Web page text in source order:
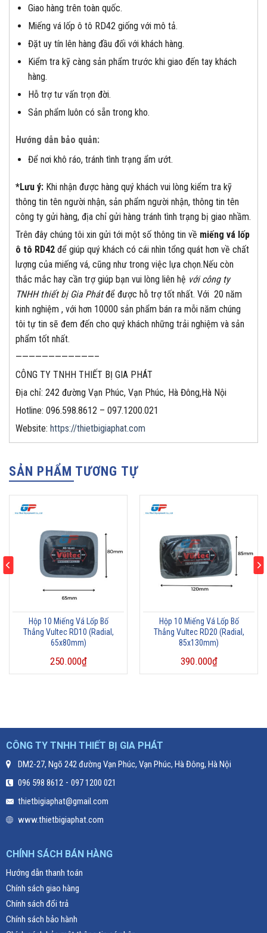
Giao hàng trên toàn quốc.
Miếng vá lốp ô tô RD42 giống với mô tả.
Đặt uy tín lên hàng đầu đối với khách hàng.
Kiểm tra kỹ càng sản phẩm trước khi giao đến tay khách
hàng.
Hỗ trợ tư vấn trọn đời.
Sản phẩm luôn có sẵn trong kho.
Hướng dẫn bảo quản:
Để nơi khô ráo, tránh tình trạng ẩm ướt.
*Lưu ý: Khi nhận được hàng quý khách vui lòng kiểm tra kỹ
thông tin tên người nhận, sản phẩm người nhận, thông tin tên
công ty gửi hàng, địa chỉ gửi hàng tránh tình trạng bị giao nhầm.
Trên đây chúng tôi xin gửi tới một số thông tin về miếng vá lốp
ô tô RD42 để giúp quý khách có cái nhìn tổng quát hơn về chất
lượng của miếng vá, cũng như trong việc lựa chọn.Nếu còn
thắc mắc hay cần trợ giúp bạn vui lòng liên hệ với công ty
TNHH thiết bị Gia Phátđể được hỗ trợ tốt nhất. Với 20 năm
kinh nghiệm , với hơn 10000 sản phẩm bán ra mỗi năm chúng
tôi tự tin sẽ đem đến cho quý khách những trải nghiệm và sản
phẩm tốt nhất.
————————————–
CÔNG TY TNHH THIẾT BỊ GIA PHÁT
Địa chỉ: 242 đường Vạn Phúc, Vạn Phúc, Hà Đông,Hà Nội
Hotline: 096.598.8612 – 097.1200.021
Website: https://thietbigiaphat.com
SẢN PHẨM TƯƠNG TỰ
Hộp 10 Miếng Vá Lốp Bố
Thẳng Vultec RD10 (Radial,
65x80mm)
250.000₫
Hộp 10 Miếng Vá Lốp Bố
Thẳng Vultec RD20 (Radial,
85x130mm)
390.000₫
CÔNG TY TNHH THIẾT BỊ GIA PHÁT
DM2-27, Ngõ 242 đường Vạn Phúc, Vạn Phúc, Hà Đông, Hà Nội
096 598 8612 - 097 1200 021
thietbigiaphat@gmail.com
www.thietbigiaphat.com
CHÍNH SÁCH BÁN HÀNG
Hướng dẫn thanh toán
Chính sách giao hàng
Chính sách đổi trả
Chính sách bảo hành